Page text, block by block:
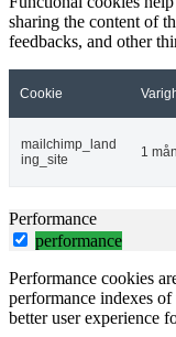
sharing the content of
feedbacks, and other
Cookie
mailchimp_land
ing_site
1
Performance
performance
Performance cookies
performance indexes
better user experience